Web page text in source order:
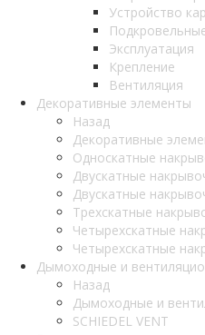
Устройство
Эксплуатация
Крепление
Вентиляция
Декоративные элементы
Назад
Декоративные
Односкатные
Двускатные
Двускатные
Трехскатные
Четырехскатные
Четырехскатные
Дымоходные и
Назад
Дымоходные и
SCHIEDEL VENT